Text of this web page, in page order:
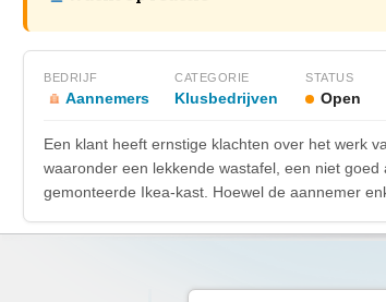
BEDRIJF
Aannemers
CATEGORIE
Klusbedrijven
STATUS
Open
Een klant heeft ernstige klachten over het werk
waaronder een lekkende wastafel, een niet
gemonteerde Ikea-kast. Hoewel de aannemer